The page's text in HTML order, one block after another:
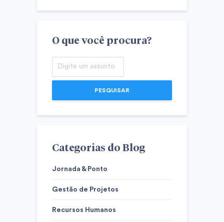
O que você procura?
PESQUISAR
Categorias do Blog
Jornada & Ponto
Gestão de Projetos
Recursos Humanos